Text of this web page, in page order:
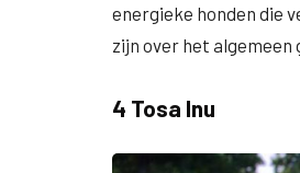
energieke honden die
zijn over het algemeen
4 Tosa Inu